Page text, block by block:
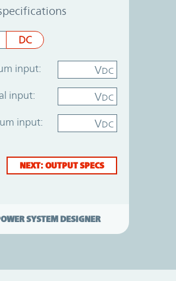
DC
input: VDC
input: VDC
input: VDC
NEXT: OUTPUT SPECS
SYSTEM DESIGNER